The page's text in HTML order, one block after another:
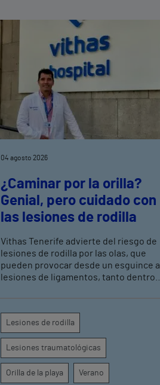
04 agosto 2026
¿Caminar por la orilla?
Genial, pero cuidado con
las lesiones de rodilla
Vithas Tenerife advierte del riesgo de
lesiones de rodilla por las olas, que
pueden provocar desde un esguince a
lesiones de ligamentos, tanto dentro
Lesiones de rodilla
Lesiones traumatológicas
Orilla de la playa Verano